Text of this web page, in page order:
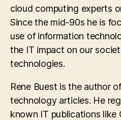
cloud computing experts
Since the mid-90s he is
use of information
the IT impact on our
technologies.
Rene Buest is the author
technology articles. He
known IT publications like